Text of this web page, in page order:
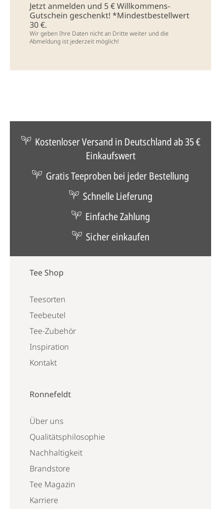
Jetzt anmelden und 5 € Willkommens-
Gutschein geschenkt! *Mindestbestellwert
30 €.
Wir geben Ihre Daten nicht an Dritte weiter und die
Abmeldung ist jederzeit möglich!
Kostenloser Versand in Deutschland ab 35 €
Einkaufswert
Gratis Teeproben bei jeder Bestellung
Schnelle Lieferung
Einfache Zahlung
Sicher einkaufen
Tee Shop
Teesorten
Teebeutel
Tee-Zubehör
Inspiration
Kontakt
Ronnefeldt
Über uns
Qualitätsphilosophie
Nachhaltigkeit
Brandstore
Tee Magazin
Karriere